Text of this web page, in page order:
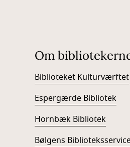
Om
Biblioteket Kulturværftet
Espergærde Bibliotek
Hornbæk Bibliotek
Bølgens